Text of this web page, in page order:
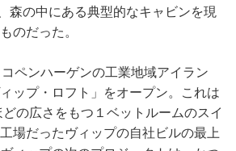
森の中にある典型的なキャビンを現
のだった。
ペンハーゲンの工業地域アイラン
ップ・ロフト」をオープン。これは
の広さをもつ１ベットルームのスイ
場だったヴィップの自社ビルの最上